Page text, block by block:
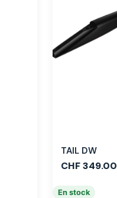
TAIL DW
CHF349.00
En stock